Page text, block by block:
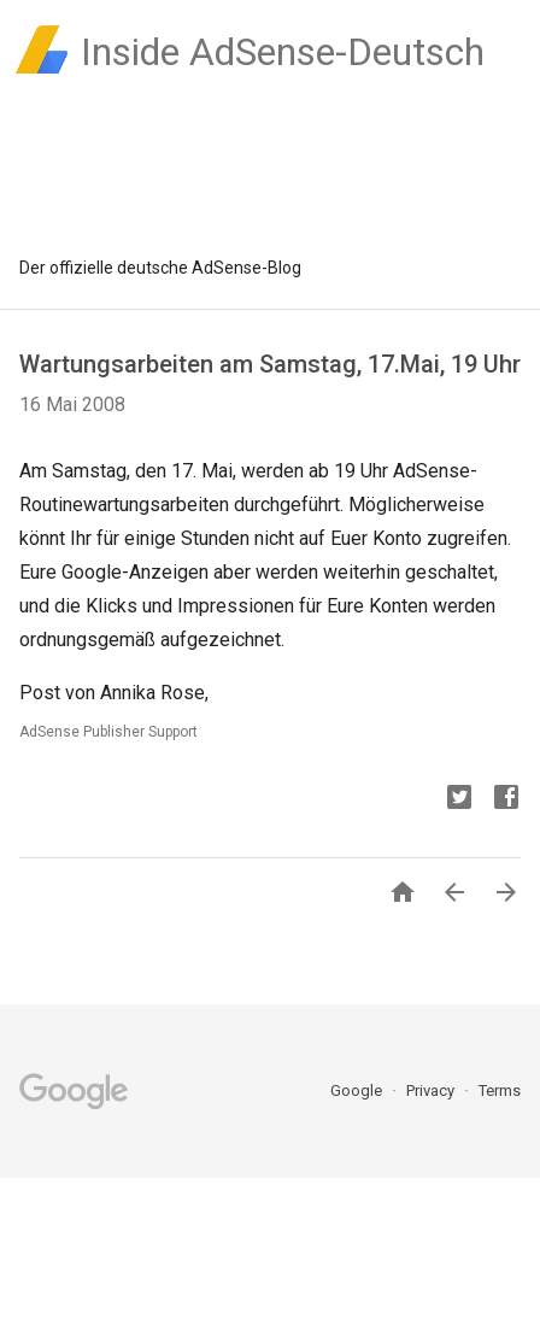
Inside AdSense-Deutsch
Der offizielle deutsche AdSense-Blog
Wartungsarbeiten am Samstag, 17.Mai, 19 Uhr
16 Mai 2008
Am Samstag, den 17. Mai, werden ab 19 Uhr AdSense-
Routinewartungsarbeiten durchgeführt. Möglicherweise
könnt Ihr für einige Stunden nicht auf Euer Konto zugreifen.
Eure Google-Anzeigen aber werden weiterhin geschaltet,
und die Klicks und Impressionen für Eure Konten werden
ordnungsgemäß aufgezeichnet.
Post von Annika Rose,
AdSense Publisher Support
  
Google Privacy Terms